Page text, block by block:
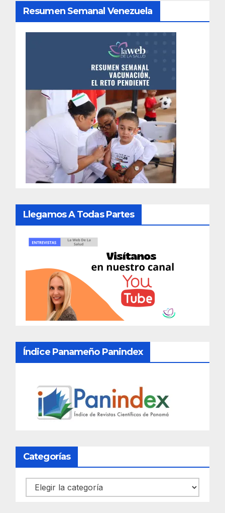
Resumen Semanal Venezuela
Llegamos A Todas Partes
Índice Panameño Panindex
Categorías
Categorías